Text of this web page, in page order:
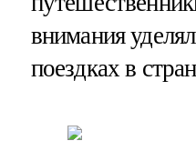
внимания
поездках в